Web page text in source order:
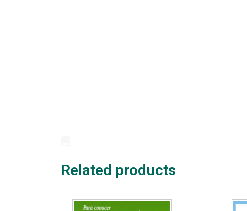
Related products